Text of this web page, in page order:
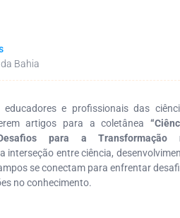
Bahia
educadores e profissionais das
artigos para a coletânea
para a Transformação
interseção entre ciência,
se conectam para enfrentar
no conhecimento.